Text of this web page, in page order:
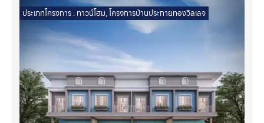
ประเภทโครงการ :ทาวน์โฮม,โครงการบ้านประกายทองวิลเลจ